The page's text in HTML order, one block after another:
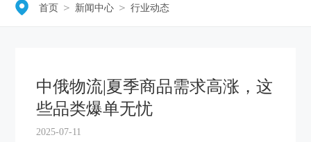
首页 ＞ 新闻中心 ＞ 行业动态
中俄物流|夏季商品需求高涨，这
些品类爆单无忧
2025-07-11